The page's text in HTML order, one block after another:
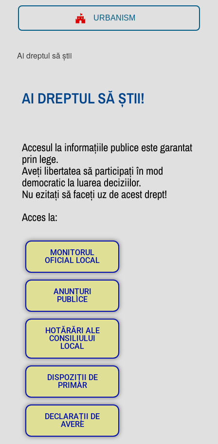
URBANISM
Ai dreptul să știi
AI DREPTUL SĂ ȘTII!
Accesul la informațiile publice este garantat
prin lege.
Aveți libertatea să participați în mod
democratic la luarea deciziilor.
Nu ezitați să faceți uz de acest drept!
Acces la:
MONITORUL
OFICIAL LOCAL
ANUNȚURI
PUBLICE
HOTĂRĂRI ALE
CONSILIULUI
LOCAL
DISPOZIȚII DE
PRIMAR
DECLARAȚII DE
AVERE